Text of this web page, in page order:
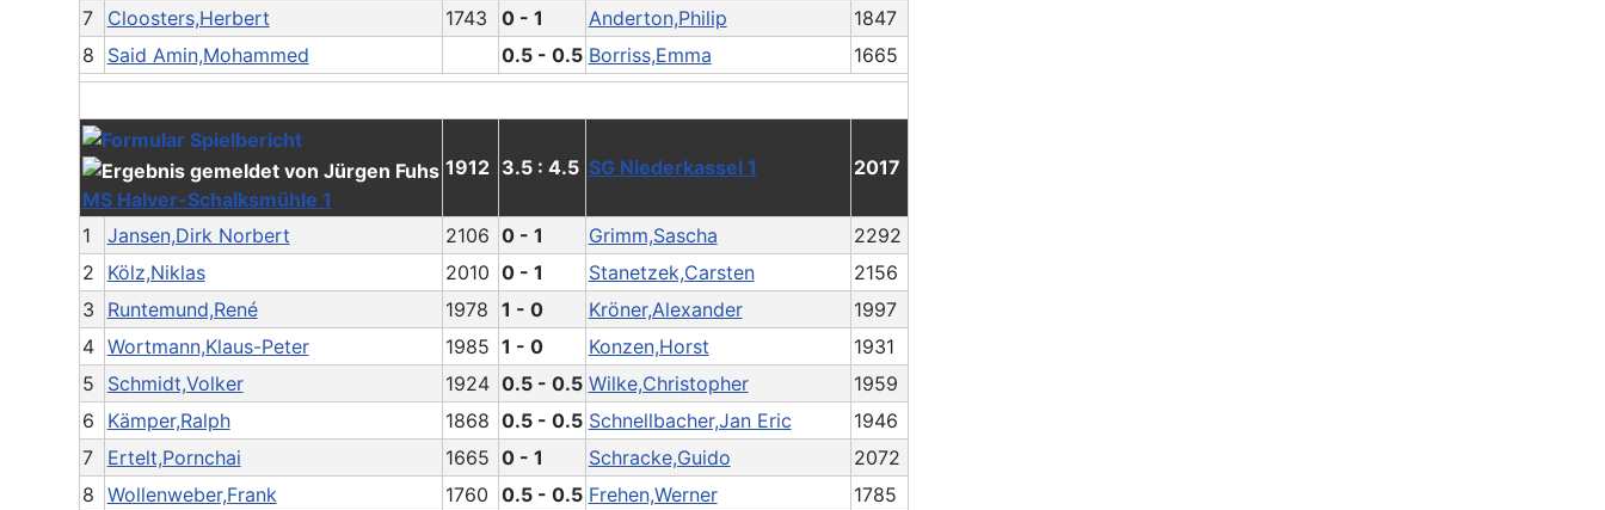
7
Cloosters,Herbert 1743 0 - 1 Anderton,Philip
1847
8
Said Amin,Mohammed 0.5 - 0.5 Borriss,Emma 1665
MS Halver-Schalksmühle 1
1912 3.5 : 4.5 SG Niederkassel 1 2017
1 Jansen,Dirk Norbert 2106 0 - 1 Grimm,Sascha
2292
2
Kölz,Niklas 2010 0 - 1 Stanetzek,Carsten
2156
3
Runtemund,René 1978 1 - 0 Kröner,Alexander
1997
4 Wortmann,Klaus-Peter 1985 1 - 0 Konzen,Horst
1931
5
Schmidt,Volker 1924 0.5 - 0.5 Wilke,Christopher
1959
6
Kämper,Ralph 1868 0.5 - 0.5 Schnellbacher,Jan Eric
1946
7
Ertelt,Pornchai 1665 0 - 1 Schracke,Guido
2072
8 Wollenweber,Frank 1760 0.5 - 0.5 Frehen,Werner 1785